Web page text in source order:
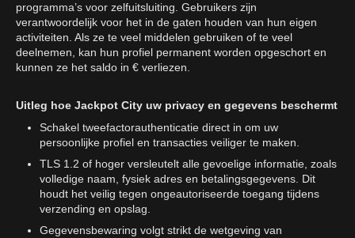
programma’s voor zelfuitsluiting. Gebruikers zijn
verantwoordelijk voor het in de gaten houden van hun eigen
activiteiten. Als ze te veel middelen gebruiken of te veel
deelnemen, kan hun profiel permanent worden opgeschort en
kunnen ze het saldo in € verliezen.
Uitleg hoe Jackpot City uw privacy en gegevens beschermt
Schakel tweefactorauthenticatie direct in om uw
persoonlijke profiel en transacties veiliger te maken.
TLS 1.2 of hoger versleutelt alle gevoelige informatie, zoals
volledige naam, fysiek adres en betalingsgegevens. Dit
houdt het veilig tegen ongeautoriseerde toegang tijdens
verzending en opslag.
Gegevensbewaring volgt strikt de wetgeving van